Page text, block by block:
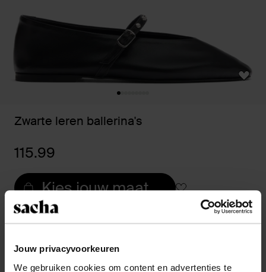
Jouw privacyvoorkeuren
We gebruiken cookies om content en advertenties te
Zwarte leren ballerina's
115.99
Kies jouw maat
14 dagen bedenktijd
Achteraf betalen